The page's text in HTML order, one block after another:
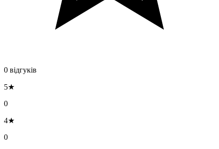
0 відгуків
5★
0
4★
0